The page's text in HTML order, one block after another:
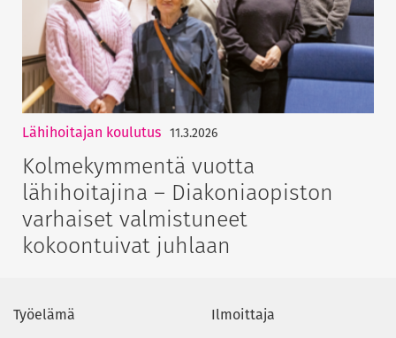
Lähihoitajan koulutus 11.3.2026
Kolmekymmentä vuotta
lähihoitajina – Diakoniaopiston
varhaiset valmistuneet
kokoontuivat juhlaan
Työelämä
Ilmoittaja